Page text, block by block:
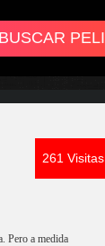
261 Visitas
Pero a medida